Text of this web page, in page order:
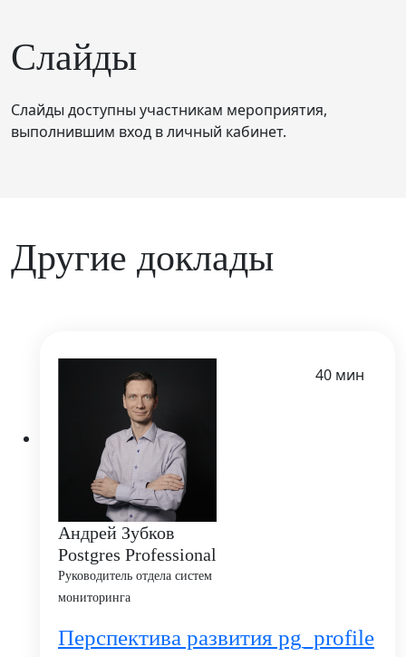
Слайды
Слайды доступны участникам мероприятия,
выполнившим вход в личный кабинет.
Другие доклады
Андрей Зубков
Postgres Professional
Руководитель отдела систем
мониторинга
40 мин
Перспектива развития pg_profile